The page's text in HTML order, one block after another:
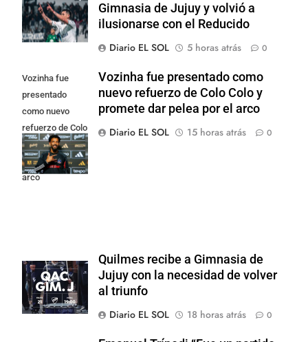
Gimnasia de Jujuy y volvió a
ilusionarse con el Reducido
Diario EL SOL
5 horas atrás 0
Vozinha fue
presentado
como nuevo
refuerzo de Colo
Colo y promete
dar pelea por el
arco
Vozinha fue presentado como
nuevo refuerzo de Colo Colo y
promete dar pelea por el arco
Diario EL SOL
15 horas atrás 0
Quilmes recibe a Gimnasia de
Jujuy con la necesidad de volver
al triunfo
Diario EL SOL
18 horas atrás 0